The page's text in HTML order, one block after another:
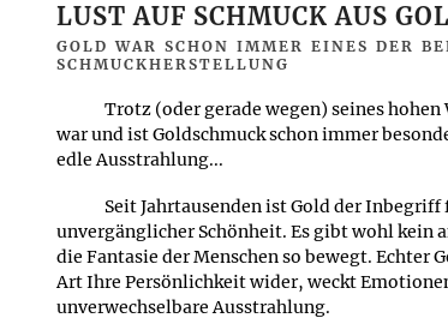
LUST AUF SCHMUCK AUS
GOLD WAR SCHON IMMER EINES DER
SCHMUCKHERSTELLUNG
Trotz (oder gerade wegen) seines
war und ist Goldschmuck schon immer
edle Ausstrahlung...
Seit Jahrtausenden ist Gold der
unvergänglicher Schönheit. Es gibt wohl kein
die Fantasie der Menschen so bewegt. Echter
Art Ihre Persönlichkeit wider, weckt
unverwechselbare Ausstrahlung.